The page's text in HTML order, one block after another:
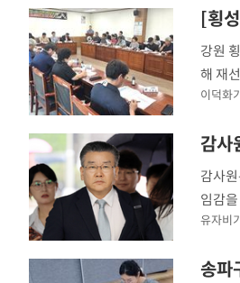
-5548초 전 >[속보]규제합리화위원회
태 후임
-1906초 전 >[속보]국힘 윤리위, '돌려
46분 전 >[속보] 7월 중국 수출
[횡
강원
해 재
다. 이
이덕화
감사
감사
임감
구속
유자비
송파